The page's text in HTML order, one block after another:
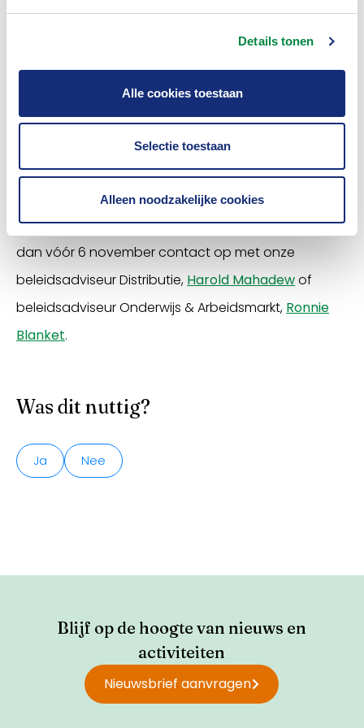
Details tonen
Alle cookies toestaan
Selectie toestaan
Alleen noodzakelijke cookies
advies één nieuwe toetsterm vastgesteld. Het CDFD
adviseert en ondersteunt de Minister van Financiën
over vakbekwaamheid in de Wet op het financieel
Vragen of opmerkingen? Neem
contact met ons op
Mocht je aanvullende gedachten en/of
opmerkingen hebben bij deze consultatie, neem
dan vóór 6 november contact op met onze
beleidsadviseur Distributie, Harold Mahadewof
beleidsadviseur Onderwijs & Arbeidsmarkt, Ronnie
Blanket.
Was dit nuttig?
Ja Nee
Blijf op de hoogte van nieuws en
activiteiten
Nieuwsbrief aanvragen